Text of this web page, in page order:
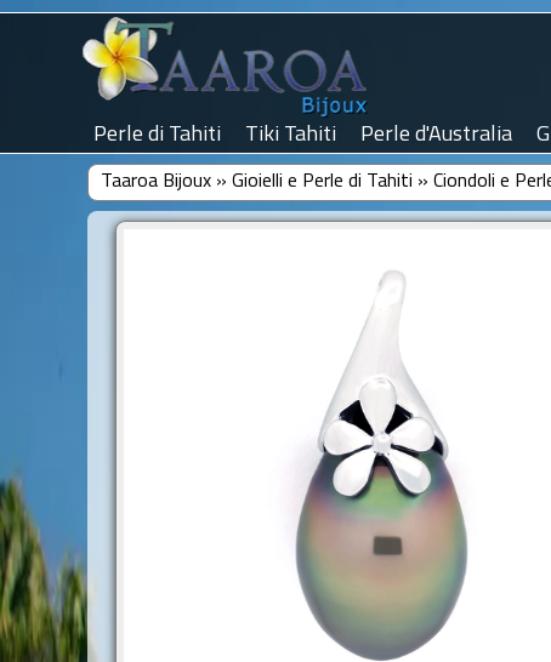
Perle di Tahiti Tiki Tahiti Perle d'Australia
Taaroa Bijoux» Gioielli e Perle di Tahiti » Ciondoli e